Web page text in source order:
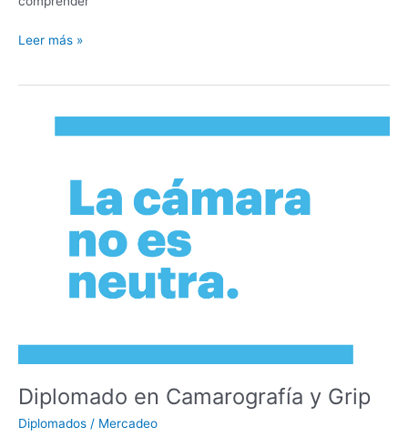
Leer más »
Diplomado en Camarografía y Grip
Diplomados / Mercadeo